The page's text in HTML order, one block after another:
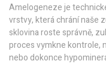
Amelogeneze je
vrstvy, která chrání naše
sklovina roste správně,
proces vymkne kontrole,
nebo dokonce